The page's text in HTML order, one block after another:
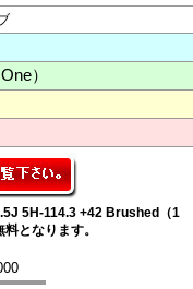
）
5H-114.3 +42 Brushed（1
となります。